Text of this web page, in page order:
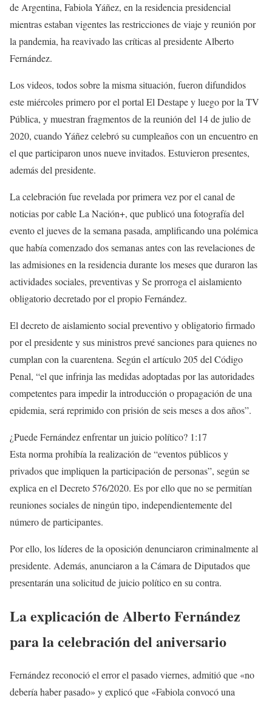
de Argentina, Fabiola Yáñez, en la residencia presidencial
mientras estaban vigentes las restricciones de viaje y reunión por
la pandemia, ha reavivado las críticas al presidente Alberto
Fernández.
Los videos, todos sobre la misma situación, fueron difundidos
este miércoles primero por el portal El Destape y luego por la TV
Pública, y muestran fragmentos de la reunión del 14 de julio de
2020, cuando Yáñez celebró su cumpleaños con un encuentro en
el que participaron unos nueve invitados. Estuvieron presentes,
además del presidente.
La celebración fue revelada por primera vez por el canal de
noticias por cable La Nación+, que publicó una fotografía del
evento el jueves de la semana pasada, amplificando una polémica
que había comenzado dos semanas antes con las revelaciones de
las admisiones en la residencia durante los meses que duraron las
actividades sociales, preventivas y Se prorroga el aislamiento
obligatorio decretado por el propio Fernández.
El decreto de aislamiento social preventivo y obligatorio firmado
por el presidente y sus ministros prevé sanciones para quienes no
cumplan con la cuarentena. Según el artículo 205 del Código
Penal, “el que infrinja las medidas adoptadas por las autoridades
competentes para impedir la introducción o propagación de una
epidemia, será reprimido con prisión de seis meses a dos años”.
¿Puede Fernández enfrentar un juicio político? 1:17
Esta norma prohibía la realización de “eventos públicos y
privados que impliquen la participación de personas”, según se
explica en el Decreto 576/2020. Es por ello que no se permitían
reuniones sociales de ningún tipo, independientemente del
número de participantes.
Por ello, los líderes de la oposición denunciaron criminalmente al
presidente. Además, anunciaron a la Cámara de Diputados que
presentarán una solicitud de juicio político en su contra.
La explicación de Alberto Fernández
para la celebración del aniversario
Fernández reconoció el error el pasado viernes, admitió que «no
debería haber pasado» y explicó que «Fabiola convocó una